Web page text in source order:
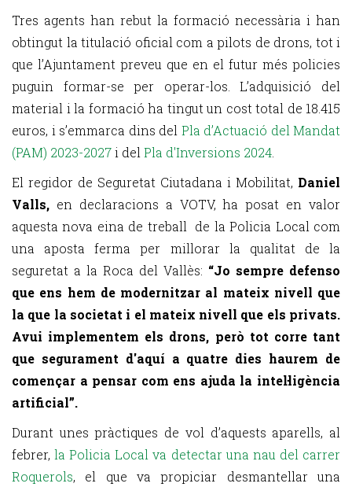
Tres agents han rebut la formació necessària i han
obtingut la titulació oficial com a pilots de drons, tot i
que l’Ajuntament preveu que en el futur més policies
puguin formar-se per operar-los. L’adquisició del
material i la formació ha tingut un cost total de 18.415
euros, i s’emmarca dins del Pla d’Actuació del Mandat
(PAM) 2023-2027i del Pla d'Inversions 2024
El regidor de Seguretat Ciutadana i Mobilitat, Daniel
Valls, en declaracions a VOTV, ha posat en valor
aquesta nova eina de treball de la Policia Local com
una aposta ferma per millorar la qualitat de la
seguretat a la Roca del Vallès: “Jo sempre defenso
que ens hem de modernitzar al mateix nivell que
la que la societat i el mateix nivell que els privats.
Avui implementem els drons, però tot corre tant
que segurament d'aquí a quatre dies haurem de
començar a pensar com ens ajuda la intel·ligència
artificial”.
Durant unes pràctiques de vol d’aquests aparells, al
febrer,la Policia Local va detectar una nau del carrer
Roquerols, el que va propiciar desmantellar una